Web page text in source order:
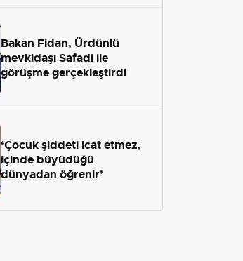
Bakan Fidan, Ürdünlü
mevkidaşı Safadi ile
görüşme gerçekleştirdi
‘Çocuk şiddeti icat etmez,
içinde büyüdüğü
dünyadan öğrenir’